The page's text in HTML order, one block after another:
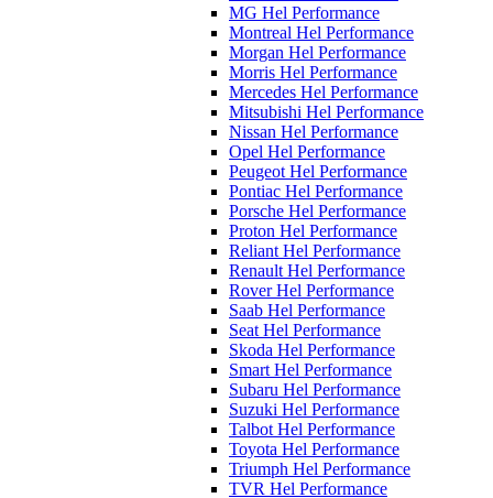
MG Hel Performance
Montreal Hel Performance
Morgan Hel Performance
Morris Hel Performance
Mercedes Hel Performance
Mitsubishi Hel Performance
Nissan Hel Performance
Opel Hel Performance
Peugeot Hel Performance
Pontiac Hel Performance
Porsche Hel Performance
Proton Hel Performance
Reliant Hel Performance
Renault Hel Performance
Rover Hel Performance
Saab Hel Performance
Seat Hel Performance
Skoda Hel Performance
Smart Hel Performance
Subaru Hel Performance
Suzuki Hel Performance
Talbot Hel Performance
Toyota Hel Performance
Triumph Hel Performance
TVR Hel Performance